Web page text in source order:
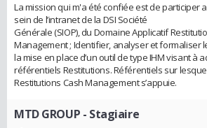
La mission qui m'a été confiée est de participer
sein de l’intranet de la DSI Société
Générale (SIOP), du Domaine Applicatif
Management ; Identifier, analyser et formaliser
la mise en place d’un outil de type IHM visant à
référentiels Restitutions. Référentiels sur
Restitutions Cash Management s’appuie.
MTD GROUP - Stagiaire